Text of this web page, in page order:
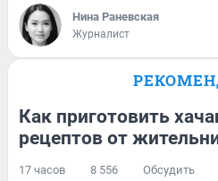
Нина Раневская
Журналист
Как приготовить
рецептов от
17 часов 8 556 Обсудить